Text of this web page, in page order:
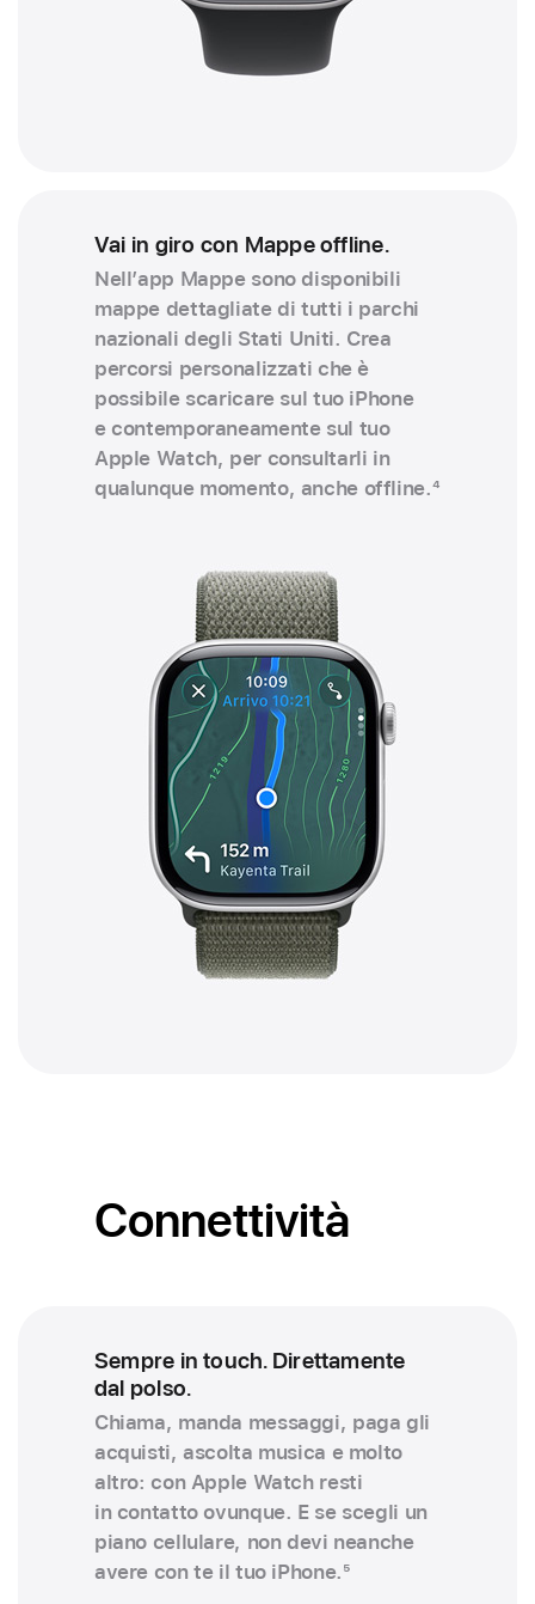
Vai in giro con Mappe offline.
Nell’app Mappe sono disponibili
mappe dettagliate di tutti i parchi
nazionali degli Stati Uniti. Crea
percorsi personalizzati che è
possibile scaricare sul tuo iPhone
e contemporaneamente sul tuo
Apple Watch, per consultarli in
qualunque momento, anche offline.4
Connettività
Sempre in touch. Direttamente
dal polso.
Chiama, manda messaggi, paga gli
acquisti, ascolta musica e molto
altro: con Apple Watch resti
in contatto ovunque. E se scegli un
piano cellulare, non devi neanche
avere con te il tuo iPhone.5